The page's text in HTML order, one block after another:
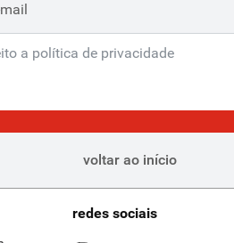
a política de privacidade
voltar ao início
redes sociais